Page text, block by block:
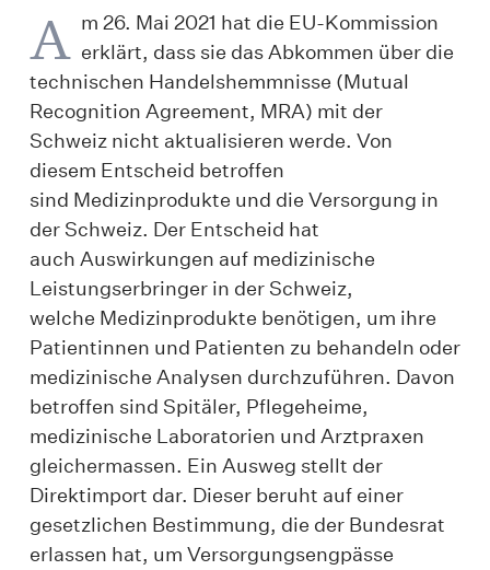
A m 26. Mai 2021 hat die EU-Kommission
erklärt, dass sie das Abkommen über die
technischen Handelshemmnisse (Mutual
Recognition Agreement, MRA) mit der
Schweiz nicht aktualisieren werde. Von
diesem Entscheid betroffen
sind Medizinprodukte und die Versorgung in
der Schweiz. Der Entscheid hat
auch Auswirkungen auf medizinische
Leistungserbringer in der Schweiz,
welche Medizinprodukte benötigen, um ihre
Patientinnen und Patienten zu behandeln oder
medizinische Analysen durchzuführen. Davon
betroffen sind Spitäler, Pflegeheime,
medizinische Laboratorien und Arztpraxen
gleichermassen. Ein Ausweg stellt der
Direktimport dar. Dieser beruht auf einer
gesetzlichen Bestimmung, die der Bundesrat
erlassen hat, um Versorgungsengpässe